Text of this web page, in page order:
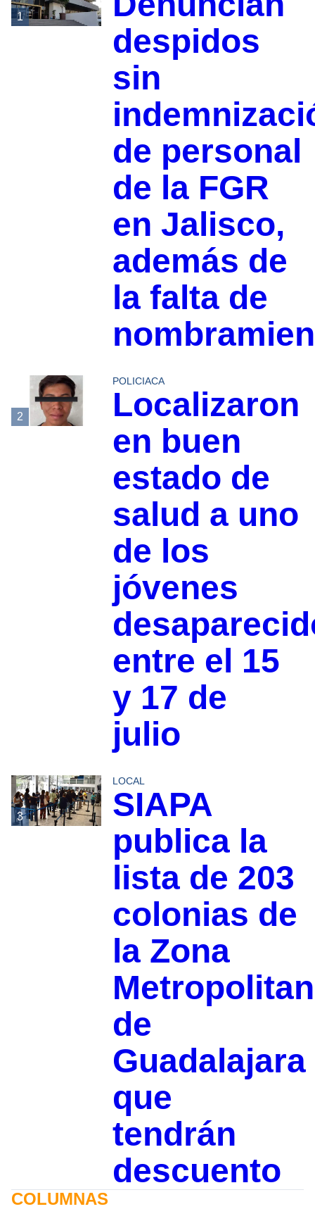
1
despidos
sin
de personal
de la FGR
en Jalisco,
además de
la falta de
2
POLICIACA
Localizaron
en buen
estado de
salud a uno
de los
jóvenes
entre el 15
y 17 de
julio
3
LOCAL
SIAPA
publica la
lista de 203
colonias de
la Zona
de
Guadalajara
que
tendrán
descuento
COLUMNAS